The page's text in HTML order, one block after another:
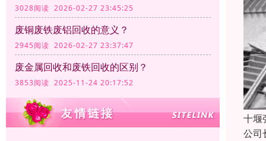
3028阅读 2026-02-27 23:45:25
废铜废铁废铝回收的意义？
2945阅读 2026-02-27 23:37:47
废金属回收和废铁回收的区别？
3853阅读 2025-11-24 20:17:52
十堰
公司